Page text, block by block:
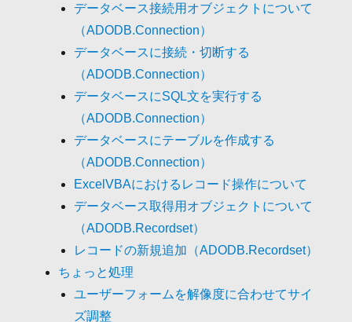
データベース接続用オブジェクトについて
（ADODB.Connection）
データベースに接続・切断する
（ADODB.Connection）
データベースにSQL文を実行する
（ADODB.Connection）
データベースにテーブルを作成する
（ADODB.Connection）
ExcelVBAにおけるレコード操作について
データベース取得用オブジェクトについて
（ADODB.Recordset）
レコードの新規追加（ADODB.Recordset）
ちょっと処理
ユーザーフォームを解像度に合わせてサイ
ズ調整